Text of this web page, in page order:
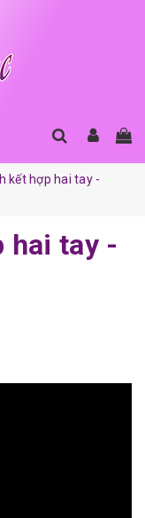
kết hợp hai tay -
hai tay -